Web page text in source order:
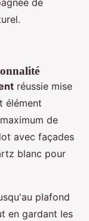
de
réussie mise
élément
de
avec façades
blanc pour
plafond
en gardant les